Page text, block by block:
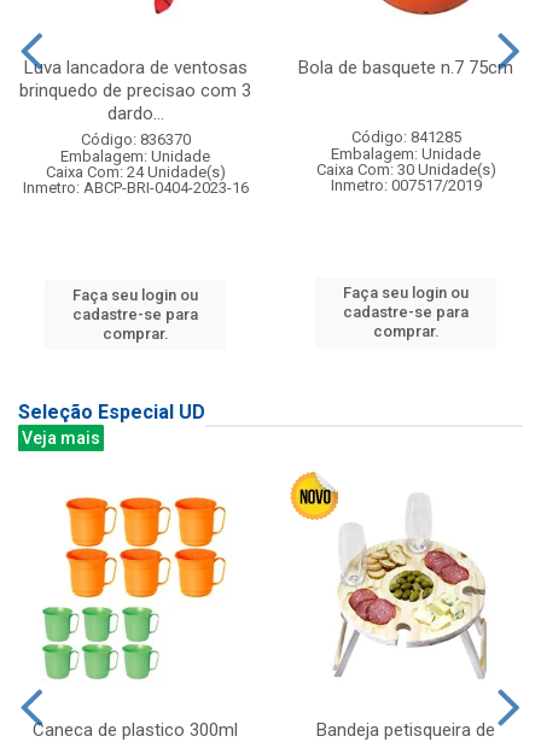
Luva lancadora de ventosas
brinquedo de precisao com 3
dardo...
Código: 836370
Embalagem: Unidade
Caixa Com: 24 Unidade(s)
Inmetro: ABCP-BRI-0404-2023-16
Faça seu login ou
cadastre-se para
comprar.
Bola de basquete n.7 75cm
Código: 841285
Embalagem: Unidade
Caixa Com: 30 Unidade(s)
Inmetro: 007517/2019
Faça seu login ou
cadastre-se para
comprar.
Seleção Especial UD
Veja mais
Caneca de plastico 300ml
Bandeja petisqueira de